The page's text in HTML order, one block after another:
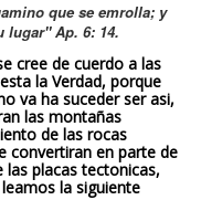
que se emrolla; y
lugar" Ap. 6: 14.
cree de cuerdo a las
la Verdad, porque
va ha suceder ser asi,
las montañas
de las rocas
convertiran en parte de
placas tectonicas,
la siguiente